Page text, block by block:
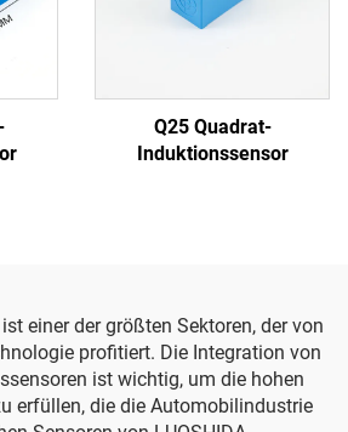
Q25 Quadrat-
Induktionssensor
einer der größten Sektoren, der von
profitiert. Die Integration von
ist wichtig, um die hohen
erfüllen, die die Automobilindustrie